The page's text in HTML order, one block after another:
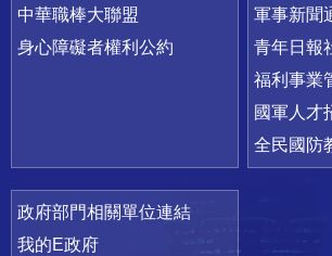
中華職棒大聯盟
身心障礙者權利公約
軍事新聞
青年日報
福利事業
國軍人才
全民國防
政府部門相關單位連結
我的E政府